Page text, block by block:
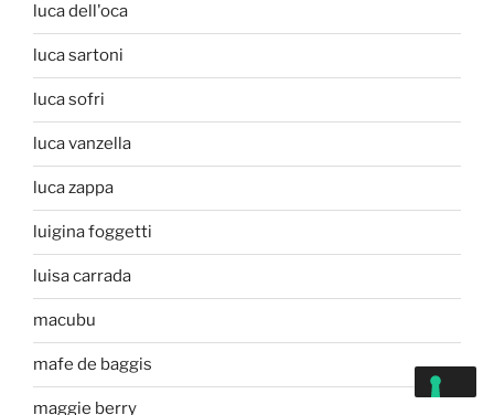
luca dell'oca
luca sartoni
luca sofri
luca vanzella
luca zappa
luigina foggetti
luisa carrada
macubu
mafe de baggis
maggie berry